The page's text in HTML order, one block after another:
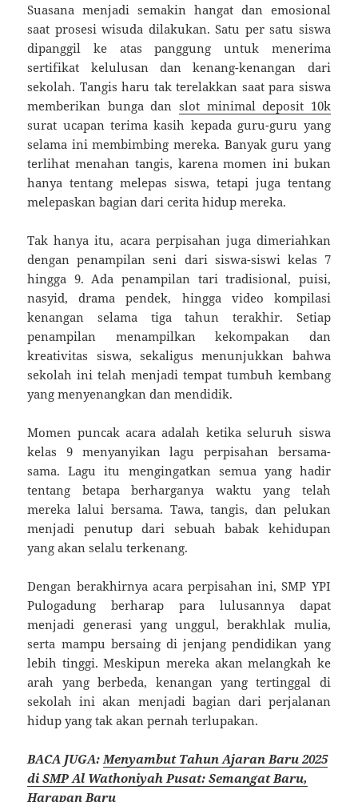
Suasana menjadi semakin hangat dan emosional
saat prosesi wisuda dilakukan. Satu per satu siswa
dipanggil ke atas panggung untuk menerima
sertifikat kelulusan dan kenang-kenangan dari
sekolah. Tangis haru tak terelakkan saat para siswa
memberikan bunga dan slot minimal deposit 10k
surat ucapan terima kasih kepada guru-guru yang
selama ini membimbing mereka. Banyak guru yang
terlihat menahan tangis, karena momen ini bukan
hanya tentang melepas siswa, tetapi juga tentang
melepaskan bagian dari cerita hidup mereka.
Tak hanya itu, acara perpisahan juga dimeriahkan
dengan penampilan seni dari siswa-siswi kelas 7
hingga 9. Ada penampilan tari tradisional, puisi,
nasyid, drama pendek, hingga video kompilasi
kenangan selama tiga tahun terakhir. Setiap
penampilan menampilkan kekompakan dan
kreativitas siswa, sekaligus menunjukkan bahwa
sekolah ini telah menjadi tempat tumbuh kembang
yang menyenangkan dan mendidik.
Momen puncak acara adalah ketika seluruh siswa
kelas 9 menyanyikan lagu perpisahan bersama-
sama. Lagu itu mengingatkan semua yang hadir
tentang betapa berharganya waktu yang telah
mereka lalui bersama. Tawa, tangis, dan pelukan
menjadi penutup dari sebuah babak kehidupan
yang akan selalu terkenang.
Dengan berakhirnya acara perpisahan ini, SMP YPI
Pulogadung berharap para lulusannya dapat
menjadi generasi yang unggul, berakhlak mulia,
serta mampu bersaing di jenjang pendidikan yang
lebih tinggi. Meskipun mereka akan melangkah ke
arah yang berbeda, kenangan yang tertinggal di
sekolah ini akan menjadi bagian dari perjalanan
hidup yang tak akan pernah terlupakan.
BACA JUGA: Menyambut Tahun Ajaran Baru 2025
di SMP Al Wathoniyah Pusat: Semangat Baru,
Harapan Baru